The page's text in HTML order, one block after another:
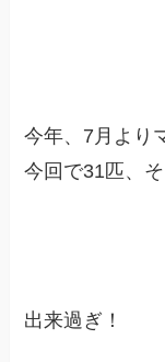
今年、7月より
今回で31匹、
出来過ぎ！